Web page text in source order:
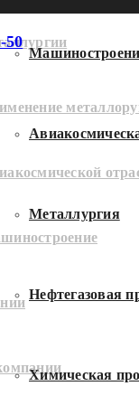
Металлургия
Нефтегазовая
Химическая
50